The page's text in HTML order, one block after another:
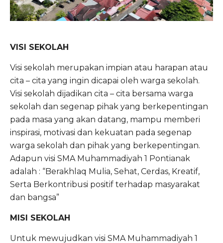
VISI SEKOLAH
Visi sekolah merupakan impian atau harapan atau
cita – cita yang ingin dicapai oleh warga sekolah.
Visi sekolah dijadikan cita – cita bersama warga
sekolah dan segenap pihak yang berkepentingan
pada masa yang akan datang, mampu memberi
inspirasi, motivasi dan kekuatan pada segenap
warga sekolah dan pihak yang berkepentingan.
Adapun visi SMA Muhammadiyah 1 Pontianak
adalah : “Berakhlaq Mulia, Sehat, Cerdas, Kreatif,
Serta Berkontribusi positif terhadap masyarakat
dan bangsa”
MISI SEKOLAH
Untuk mewujudkan visi SMA Muhammadiyah 1